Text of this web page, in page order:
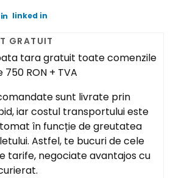
linked in
GRATUIT
tara gratuit toate comenzile
RON + TVA
sunt livrate prin
iar costul transportului este
în funcție de greutatea
Astfel, te bucuri de cele
tarife, negociate avantajos cu